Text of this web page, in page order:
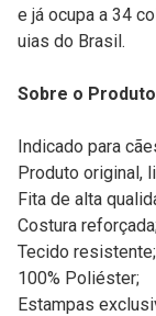
e já ocupa a 34
uias do Brasil.
Sobre o
Indicado para
Produto original,
Fita de alta
Costura
Tecido resistente;
100% Poliéster;
Estampas